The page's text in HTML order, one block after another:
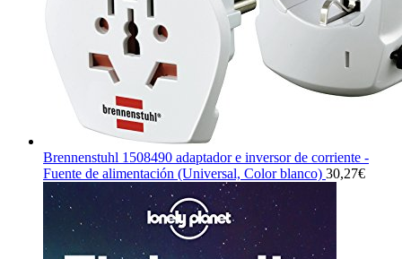
Brennenstuhl 1508490 adaptador e inversor de corriente -
Fuente de alimentación (Universal, Color blanco) 30,27€